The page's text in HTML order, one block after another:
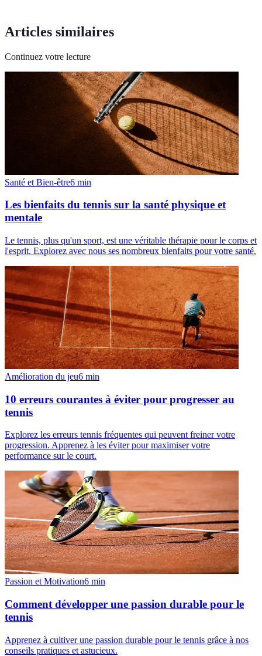
Articles similaires
Continuez votre lecture
Santé et Bien-être6 min
Les bienfaits du tennis sur la santé physique et
mentale
Le tennis, plus qu'un sport, est une véritable thérapie pour le corps et
l'esprit. Explorez avec nous ses nombreux bienfaits pour votre santé.
Amélioration du jeu6 min
10 erreurs courantes à éviter pour progresser au
tennis
Explorez les erreurs tennis fréquentes qui peuvent freiner votre
progression. Apprenez à les éviter pour maximiser votre
performance sur le court.
Passion et Motivation6 min
Comment développer une passion durable pour le
tennis
Apprenez à cultiver une passion durable pour le tennis grâce à nos
conseils pratiques et astucieux.